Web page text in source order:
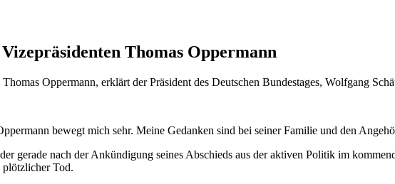
Thomas Oppermann
Oppermann, erklärt der Präsident des Deutschen Bundestages, Wolfgang
bewegt mich sehr. Meine Gedanken sind bei seiner Familie und den
gerade nach der Ankündigung seines Abschieds aus der aktiven Politik im
plötzlicher Tod.